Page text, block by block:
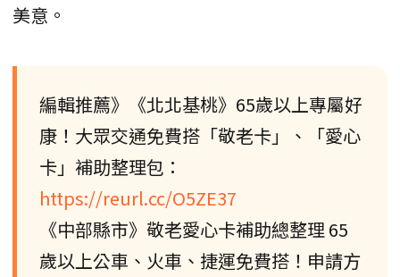
美意。
編輯推薦》《北北基桃》65歲以上專屬好
康！大眾交通免費搭「敬老卡」、「愛心
卡」補助整理包：
https://reurl.cc/O5ZE37
《中部縣市》敬老愛心卡補助總整理 65
歲以上公車、火車、捷運免費搭！申請方